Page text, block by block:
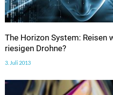
The Horizon System: Reisen
riesigen Drohne?
3. Juli 2013